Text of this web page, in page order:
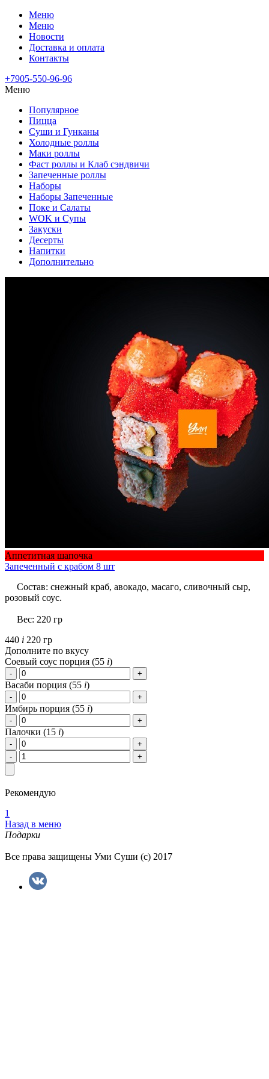
Меню
Меню
Новости
Доставка и оплата
Контакты
+7905-550-96-96
Меню
Популярное
Пицца
Суши и Гунканы
Холодные роллы
Маки роллы
Фаст роллы и Клаб сэндвичи
Запеченные роллы
Наборы
Наборы Запеченные
Поке и Салаты
WOK и Супы
Закуски
Десерты
Напитки
Дополнительно
Аппетитная шапочка
Запеченный c крабом 8 шт
Состав: снежный краб, авокадо, масаго, сливочный сыр,
розовый соус.
Вес: 220 гр
440 i 220 гр
Дополните по вкусу
Соевый соус порция (55 i)
Васаби порция (55 i)
Имбирь порция (55 i)
Палочки (15 i)
Рекомендую
1
Назад в меню
Подарки
Все права защищены Уми Суши (с) 2017